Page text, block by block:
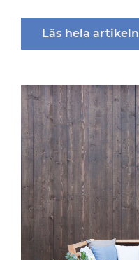
Läs hela artikeln